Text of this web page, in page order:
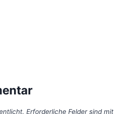
Erforderliche Felder sind mit